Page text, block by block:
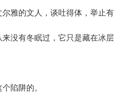
雅的文人，谈吐得体，举止有
没有冬眠过，它只是藏在冰层
陷阱的。